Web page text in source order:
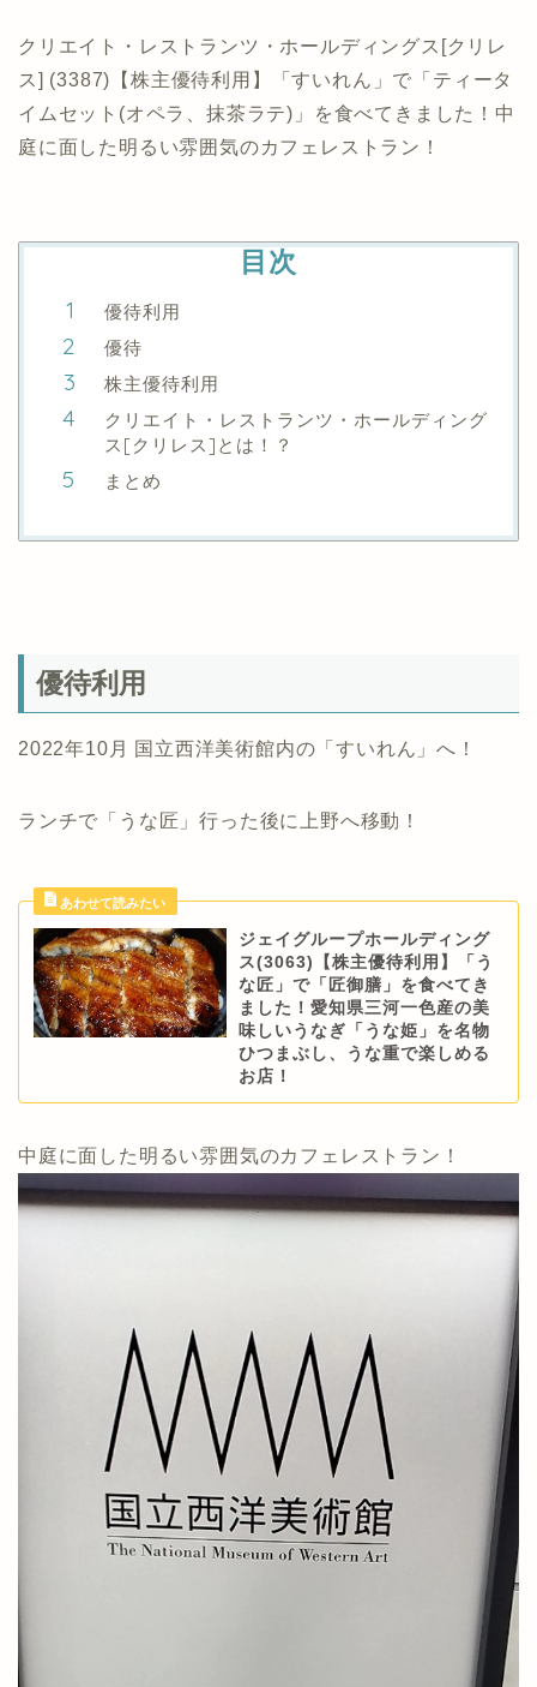
クリエイト・レストランツ・ホールディングス[クリレ
ス] (3387)【株主優待利用】「すいれん」で「ティータ
イムセット(オペラ、抹茶ラテ)」を食べてきました！中
庭に面した明るい雰囲気のカフェレストラン！
目次
優待利用
優待
株主優待利用
クリエイト・レストランツ・ホールディング
ス[クリレス]とは！？
まとめ
優待利用
2022年10月 国立西洋美術館内の「すいれん」へ！
ランチで「うな匠」行った後に上野へ移動！
ジェイグループホールディング
ス(3063)【株主優待利用】「う
な匠」で「匠御膳」を食べてき
ました！愛知県三河一色産の美
味しいうなぎ「うな姫」を名物
ひつまぶし、うな重で楽しめる
お店！
中庭に面した明るい雰囲気のカフェレストラン！